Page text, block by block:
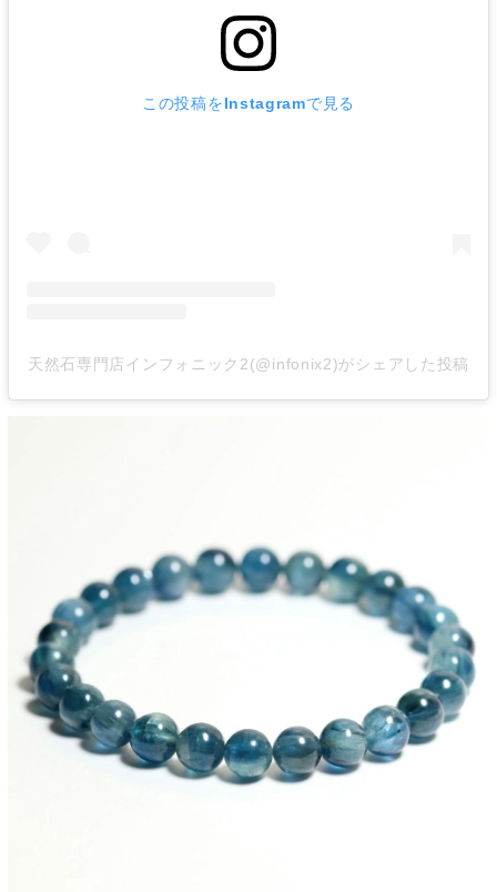
この投稿をInstagramで見る
天然石専門店インフォニック2(@infonix2)がシェアした投稿